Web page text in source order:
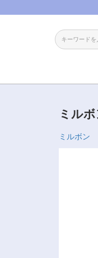
ミル
ミルボン